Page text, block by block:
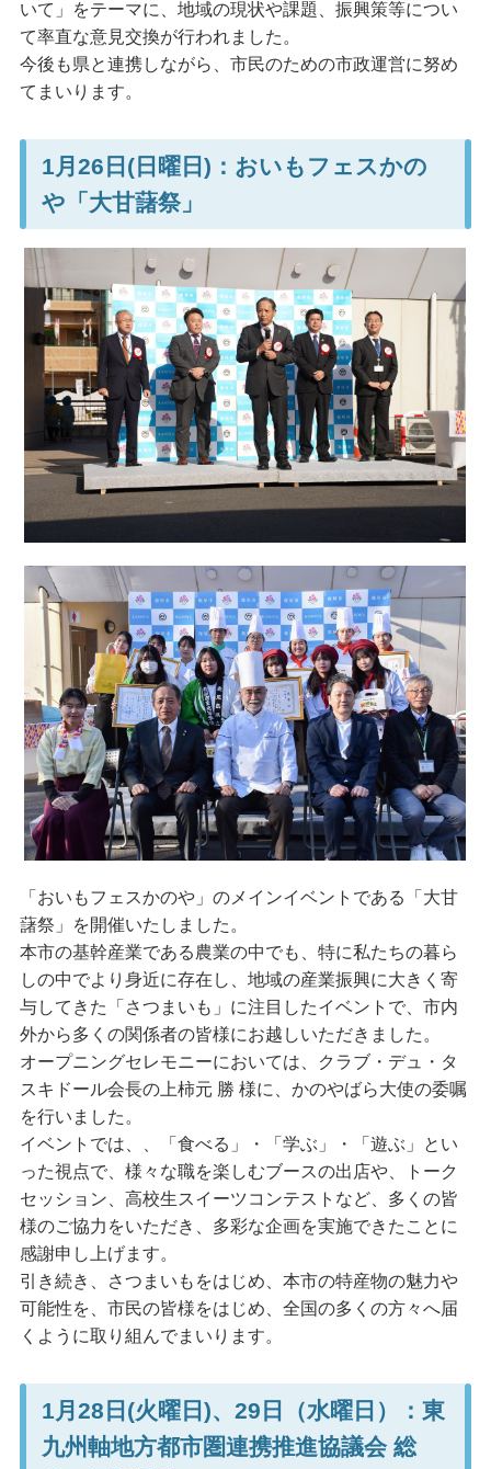
いて」をテーマに、地域の現状や課題、振興策等につい
て率直な意見交換が行われました。
今後も県と連携しながら、市民のための市政運営に努め
てまいります。
1月26日(日曜日)：おいもフェスかの
や「大甘藷祭」
「おいもフェスかのや」のメインイベントである「大甘
藷祭」を開催いたしました。
本市の基幹産業である農業の中でも、特に私たちの暮ら
しの中でより身近に存在し、地域の産業振興に大きく寄
与してきた「さつまいも」に注目したイベントで、市内
外から多くの関係者の皆様にお越しいただきました。
オープニングセレモニーにおいては、クラブ・デュ・タ
スキドール会長の上柿元 勝 様に、かのやばら大使の委嘱
を行いました。
イベントでは、、「食べる」・「学ぶ」・「遊ぶ」とい
った視点で、様々な職を楽しむブースの出店や、トーク
セッション、高校生スイーツコンテストなど、多くの皆
様のご協力をいただき、多彩な企画を実施できたことに
感謝申し上げます。
引き続き、さつまいもをはじめ、本市の特産物の魅力や
可能性を、市民の皆様をはじめ、全国の多くの方々へ届
くように取り組んでまいります。
1月28日(火曜日)、29日（水曜日）：東
九州軸地方都市圏連携推進協議会 総